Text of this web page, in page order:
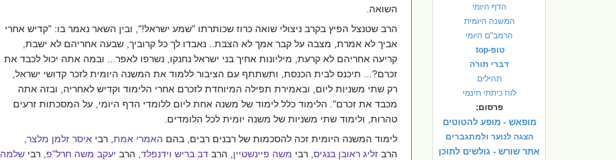
הדף היומי
המשנה היומית
הרמב"ם היומי
טופ-top
דברי תורה
תהילים
לוח כיתתי חינמי
פרסום:
מופאש - מופע להטוטים
הצגה לנוער ולמתגברים
אתר שורש - גולשים לתוכן
השואה.
הרב שטנצל הפיץ בקרב ניצולי שואה כרוז שכותרתו "שמע ישראל!", ובין השאר נאמר בו: "קדיש אחרי
אביך לא אמרת, מצבה על קבר אמך לא הצבת.. נאבדו לך כל קרוביך, שבעה אחריהם לא ישבת,
קריעה אחריהם לא קרעת, מיליונות אחיך בני ישראל נחנקו, נשרפו לאפר... ובמה אתה יכול לכבד את
זכרם?... תיכנס לבית הכנסת, ותשתתף עם הציבור ללמוד את המשנה היומית לזכר קדושי ישראל,
רק שתי משניות ליום, ובאמירת תפילה המיוחדת לזכרם אחרי הלימוד וקדיש לאחריה, ובזה אתה
מכבד את זכרם". הלימוד כלל לימוד של משנה אחת ליום ללומדי הדף היומי, על המסכתות זרעים
טהרות, ולימוד שתי משניות של משנה יומית לכל הלומדים.
לימוד המשנה היומית זכה להסכמות של רבנים רבים, בהם האמרי אמת , רבי איסר זלמן מלצר
הרב זליג ראובן בנגיס , רבי משה פיינשטיין , הרב דב בריש וידנפלד , הרב יעקב משה חרל"פ , רבי שלמה